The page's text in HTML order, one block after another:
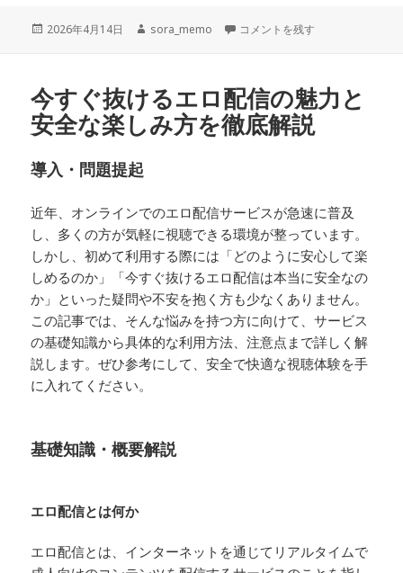
投
2026年4月14日
作
sora_memo ささみサロンとは？初心者でも
コメントを残す
今すぐ抜けるエロ配信の魅力と
安全な楽しみ方を徹底解説
導入・問題提起
近年、オンラインでのエロ配信サービスが急速に普及
し、多くの方が気軽に視聴できる環境が整っています。
しかし、初めて利用する際には「どのように安心して楽
しめるのか」「今すぐ抜けるエロ配信は本当に安全なの
か」といった疑問や不安を抱く方も少なくありません。
この記事では、そんな悩みを持つ方に向けて、サービス
の基礎知識から具体的な利用方法、注意点まで詳しく解
説します。ぜひ参考にして、安全で快適な視聴体験を手
に入れてください。
基礎知識・概要解説
エロ配信とは何か
エロ配信とは、インターネットを通じてリアルタイムで